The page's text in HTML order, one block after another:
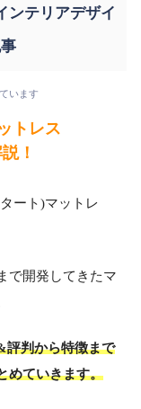
ンテリアデザイ
います
トレス
！
ート)マットレ
で開発してきたマ
評判から特徴まで
めていきます。